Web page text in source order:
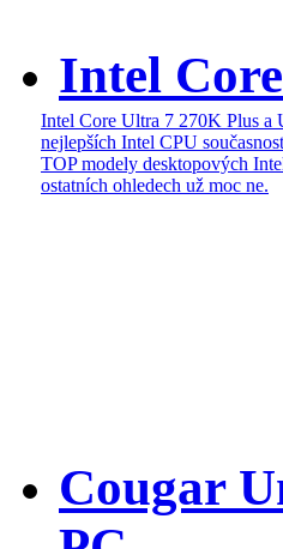
Intel
Intel Core Ultra 7 270K Plus
nejlepších Intel CPU
TOP modely desktopových
ostatních ohledech už moc ne.
Cougar